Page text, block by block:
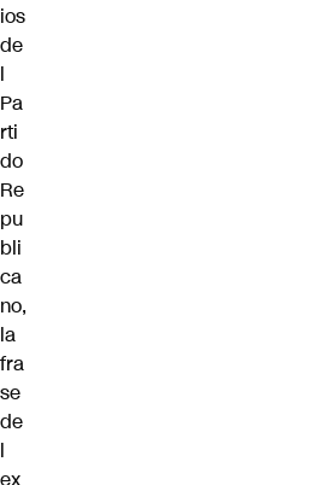
ios
de
l
Pa
rti
do
Re
pu
bli
ca
no,
la
fra
se
de
l